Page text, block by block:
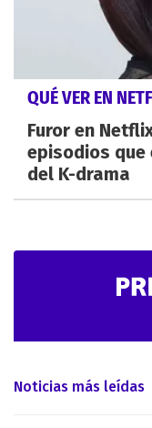
QUÉ VER EN
Furor en
episodios
del K-drama
Noticias más leídas